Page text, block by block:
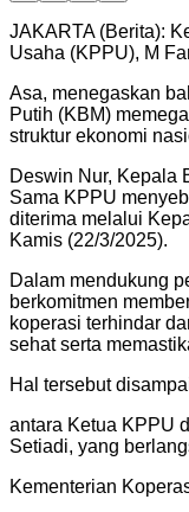
JAKARTA (Berita):
Usaha (KPPU), M
Asa, menegaskan
Putih (KBM)
struktur ekonomi
Deswin Nur, Kepala
Sama KPPU
diterima melalui
Kamis (22/3/2025).
Dalam mendukung
berkomitmen
koperasi terhindar
sehat serta
Hal tersebut
antara Ketua KPPU
Setiadi, yang
Kementerian